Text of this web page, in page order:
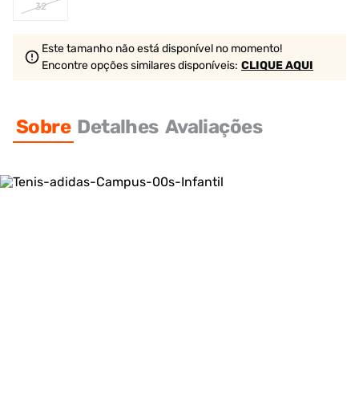
32
Este tamanho não está disponível no momento!
Encontre opções similaresdisponíveis: CLIQUE AQUI
Sobre Detalhes Avaliações